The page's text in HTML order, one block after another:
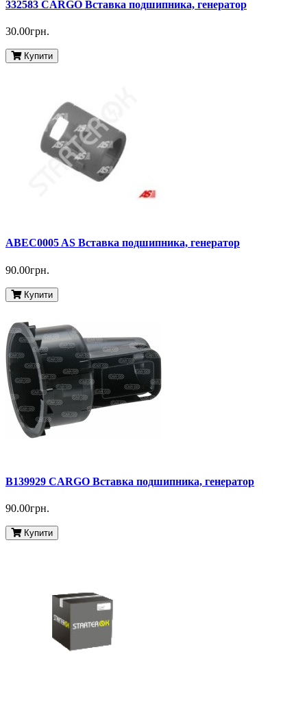
332583 CARGO Вставка подшипника, генератор
30.00грн.
Купити
ABEC0005 AS Вставка подшипника, генератор
90.00грн.
Купити
B139929 CARGO Вставка подшипника, генератор
90.00грн.
Купити